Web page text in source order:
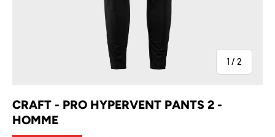
1 / de
2
CRAFT - PRO HYPERVENT PANTS 2 -
HOMME